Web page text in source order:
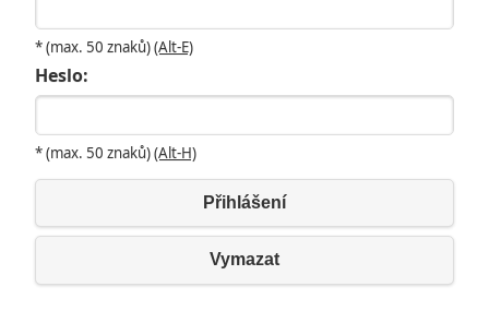
* (max. 50 znaků)(Alt-E)
Heslo:
* (max. 50 znaků)(Alt-H)
Přihlášení
Vymazat